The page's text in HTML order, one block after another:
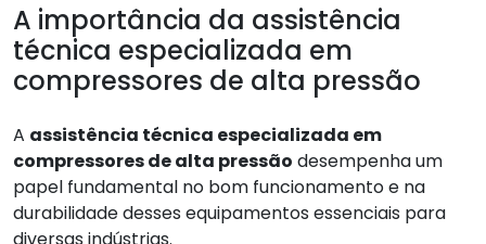
A importância da assistência
técnica especializada em
compressores de alta pressão
A assistência técnica especializada em
compressores de alta pressão desempenha um
papel fundamental no bom funcionamento e na
durabilidade desses equipamentos essenciais para
diversas indústrias.